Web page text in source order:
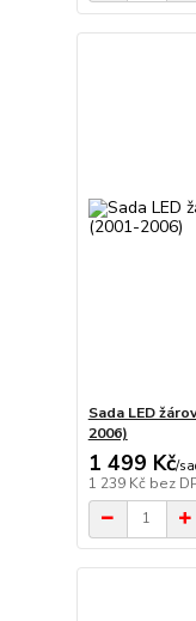
Sada LED
2006)
1 499 Kč/
1 239 Kč bez